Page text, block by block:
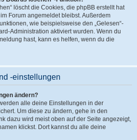
löscht die Cookies, die phpBB erstellt hat
Forum angemeldet bleibst. Außerdem
wie beispielsweise den „Gelesen“-
Administration aktiviert wurden. Wenn du
hast, kann es helfen, wenn du die
-einstellungen
ändern?
alle deine Einstellungen in der
Um diese zu ändern, gehe in den
dazu wird meist oben auf der Seite angezeigt,
klickst. Dort kannst du alle deine